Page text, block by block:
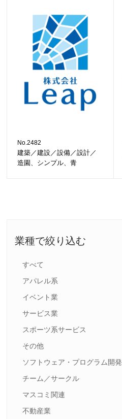
業種で絞り込む
すべて
アパレル系
イベント業
サービス業
スポーツ系サービス
その他
ソフトウェア・プログラム開発
チーム／サークル
マスコミ関連
不動産業
No.2482
建築／建設／設備／設計／
造園、シンプル、青